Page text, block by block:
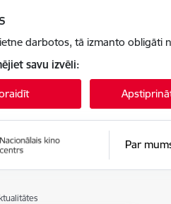
darbotos, tā izmanto obligāti
savu izvēli:
Par